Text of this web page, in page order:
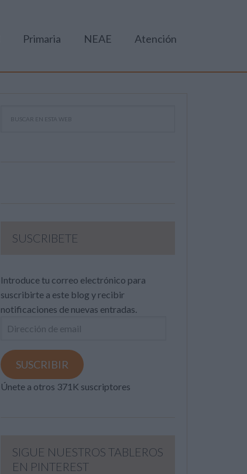
Primaria NEAE Atención
SUSCRIBETE
Introduce tu correo electrónico para
suscribirte a este blog y recibir
notificaciones de nuevas entradas.
Dirección
email
SUSCRIBIR
Únete a otros 371K suscriptores
SIGUE NUESTROS TABLEROS
EN PINTEREST